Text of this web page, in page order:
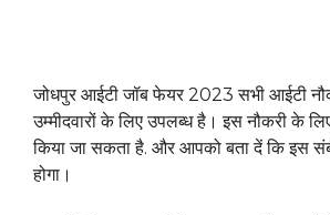
जोधपुर आईटी जॉब फेयर 2023 सभी आईटी
उम्मीदवारों के लिए उपलब्ध है। इस नौकरी के
किया जा सकता है. और आपको बता दें कि इस
होगा।